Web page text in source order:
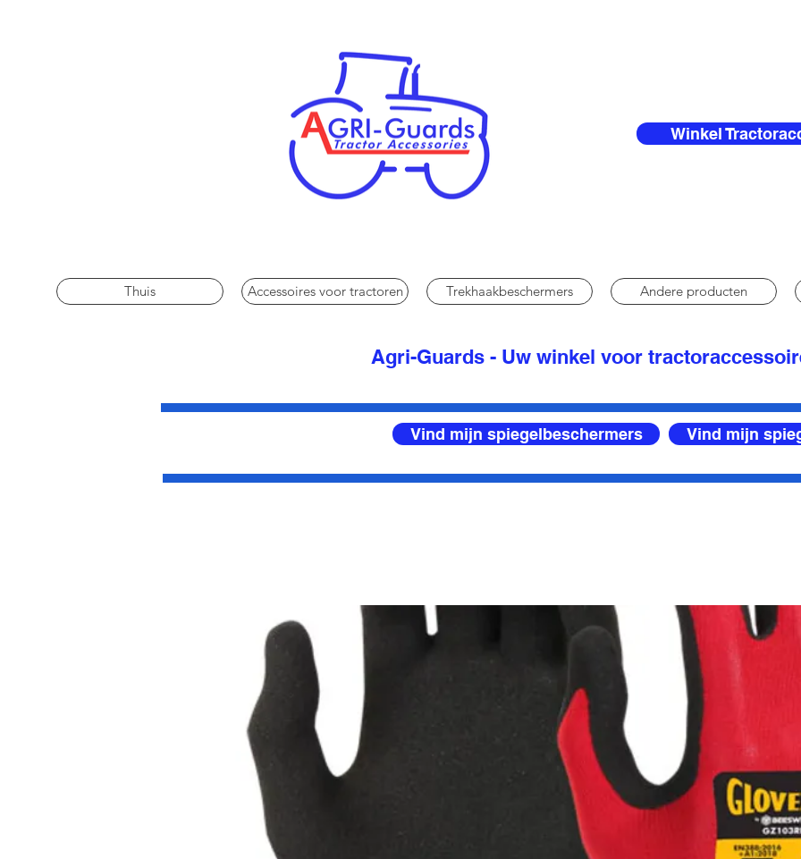
Winkel
Thuis Accessoires voor tractoren Trekhaakbeschermers Andere producten
Agri-Guards - Uw winkel voor
Vind mijn spiegelbeschermers Vind mijn